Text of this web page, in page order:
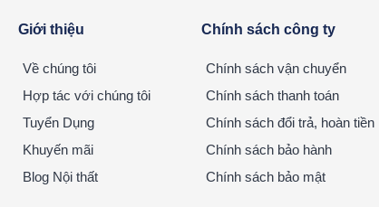
Giới thiệu
Về chúng tôi
Hợp tác với chúng tôi
Tuyển Dụng
Khuyến mãi
Blog Nội thất
Chính sách công ty
Chính sách vận chuyển
Chính sách thanh toán
Chính sách đổi trả, hoàn tiền
Chính sách bảo hành
Chính sách bảo mật